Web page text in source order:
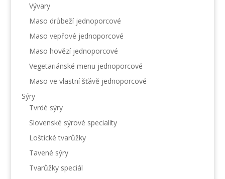
Vývary
Maso drůbeží jednoporcové
Maso vepřové jednoporcové
Maso hovězí jednoporcové
Vegetariánské menu jednoporcové
Maso ve vlastní šťávě jednoporcové
Sýry
Tvrdé sýry
Slovenské sýrové speciality
Loštické tvarůžky
Tavené sýry
Tvarůžky speciál